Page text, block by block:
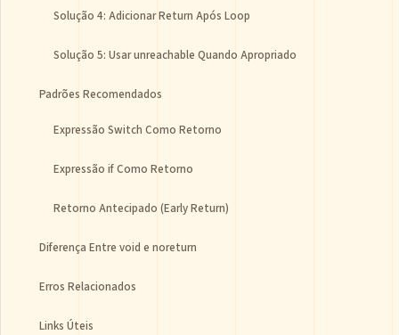
Solução 4: Adicionar Return Após Loop
Solução 5: Usar unreachable Quando Apropriado
Padrões Recomendados
Expressão Switch Como Retorno
Expressão if Como Retorno
Retorno Antecipado (Early Return)
Diferença Entre void e noreturn
Erros Relacionados
Links Úteis